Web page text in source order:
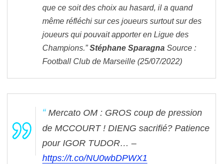
que ce soit des choix au hasard, il a quand
même réfléchi sur ces joueurs surtout sur des
joueurs qui pouvait apporter en Ligue des
Champions.”Stéphane Sparagna Source :
Football Club de Marseille (25/07/2022)
Mercato OM : GROS coup de pression
de MCCOURT ! DIENG sacrifié? Patience
pour IGOR TUDOR… –
https://t.co/NU0wbDPWX1